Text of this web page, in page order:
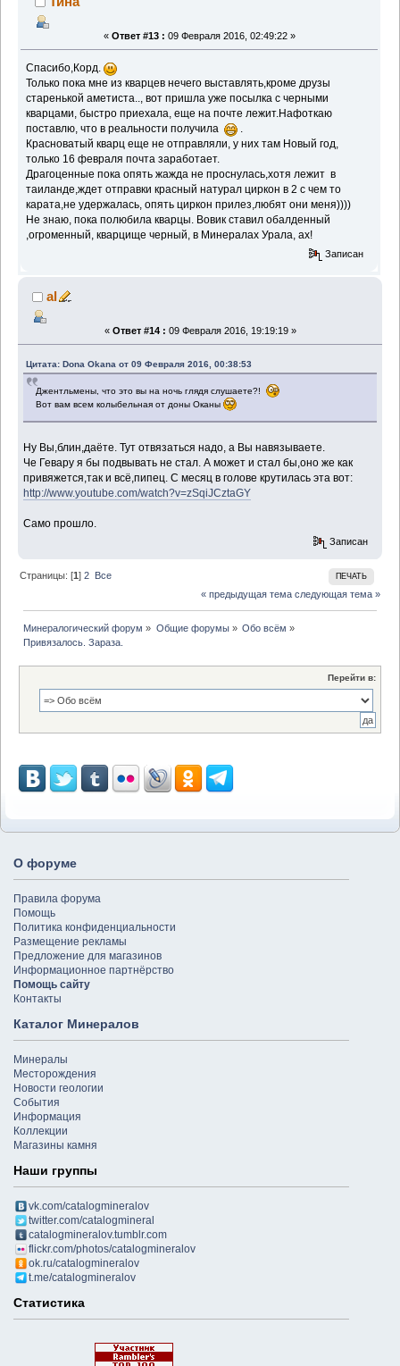
« Ответ #13 : 09 Февраля 2016, 02:49:22 »
Спасибо,Корд.
Только пока мне из кварцев нечего выставлять,кроме друзы
старенькой аметиста.., вот пришла уже посылка с черными
кварцами, быстро приехала, еще на почте лежит.Нафоткаю
поставлю, что в реальности получила
.
Красноватый кварц еще не отправляли, у них там Новый год,
только 16 февраля почта заработает.
Драгоценные пока опять жажда не проснулась,хотя лежит в
таиланде,ждет отправки красный натурал циркон в 2 с чем то
карата,не удержалась, опять циркон прилез,любят они меня))))
Не знаю, пока полюбила кварцы. Вовик ставил обалденный
,огроменный, кварцище черный, в Минералах Урала, ах!
Записан
al
« Ответ #14 : 09 Февраля 2016, 19:19:19 »
Цитата: Dona Okana от 09 Февраля 2016, 00:38:53
Джентльмены, что это вы на ночь глядя слушаете?!
Вот вам всем колыбельная от доны Оканы
Ну Вы,блин,даёте. Тут отвязаться надо, а Вы навязываете.
Че Гевару я бы подвывать не стал. А может и стал бы,оно же как
привяжется,так и всё,пипец. С месяц в голове крутилась эта вот:
http://www.youtube.com/watch?v=zSqiJCztaGY
Само прошло.
Записан
ПЕЧАТЬ
Страницы: [1]2
Все
« предыдущая тема следующая тема »
Минералогический форум » Общие форумы» Обо всём »
Привязалось. Зараза.
Перейти в:
О форуме
Правила форума
Помощь
Политика конфиденциальности
Размещение рекламы
Предложение для магазинов
Информационное партнёрство
Помощь сайту
Контакты
Каталог Минералов
Минералы
Месторождения
Новости геологии
События
Информация
Коллекции
Магазины камня
Наши группы
vk.com/catalogmineralov
twitter.com/catalogmineral
catalogmineralov.tumblr.com
flickr.com/photos/catalogmineralov
ok.ru/catalogmineralov
t.me/catalogmineralov
Статистика